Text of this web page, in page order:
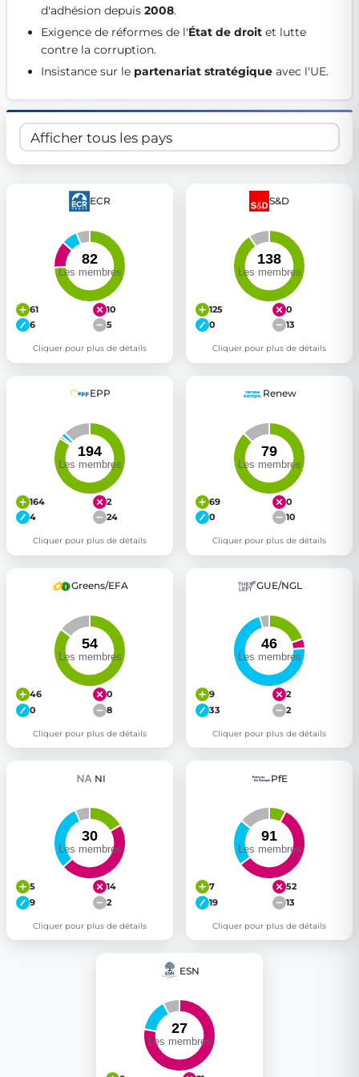
Get Involved
Become a member:Join us to advance digital democracy
Support democracy:Help us strengthen accountability
d'adhésion depuis 2008.
Exigence de réformes de l'État de droit et lutte
contre la corruption.
Insistance sur le partenariat stratégique avec l'UE.
ECR
61
10
6
5
Cliquer pour plus de détails
S&D
125
0
0
13
Cliquer pour plus de détails
EPP
164
2
4
24
Cliquer pour plus de détails
Renew
69
0
0
10
Cliquer pour plus de détails
Greens/EFA
46
0
0
8
Cliquer pour plus de détails
GUE/NGL
9
2
33
2
Cliquer pour plus de détails
NI
5
14
9
2
Cliquer pour plus de détails
PfE
7
52
19
13
Cliquer pour plus de détails
ESN